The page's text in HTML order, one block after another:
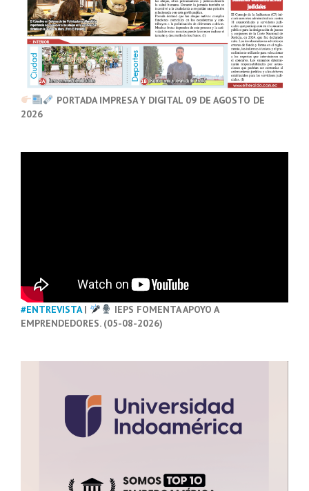
PORTADA IMPRESA Y DIGITAL 09 DE AGOSTO DE
2026
#ENTREVISTA|
IEPS FOMENTA APOYO A
EMPRENDEDORES. (05-08-2026)